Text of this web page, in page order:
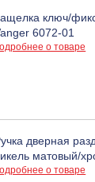
ключ/
6072-01
о товаре
дверная
матовый/
о товаре